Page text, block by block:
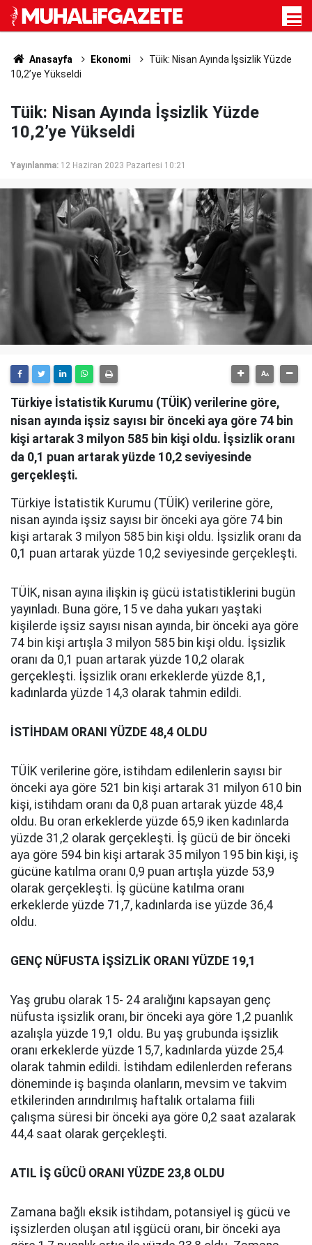
Anasayfa Ekonomi
Tüik: Nisan Ayında İşsizlik Yüzde
10,2’ye Yükseldi
Tüik: Nisan Ayında İşsizlik Yüzde
10,2’ye Yükseldi
Yayınlanma: 12 Haziran 2023 Pazartesi 10:21
Türkiye İstatistik Kurumu (TÜİK) verilerine göre,
nisan ayında işsiz sayısı bir önceki aya göre 74 bin
kişi artarak 3 milyon 585 bin kişi oldu. İşsizlik oranı
da 0,1 puan artarak yüzde 10,2 seviyesinde
gerçekleşti.
Türkiye İstatistik Kurumu (TÜİK) verilerine göre,
nisan ayında işsiz sayısı bir önceki aya göre 74 bin
kişi artarak 3 milyon 585 bin kişi oldu. İşsizlik oranı da
0,1 puan artarak yüzde 10,2 seviyesinde gerçekleşti.
TÜİK, nisan ayına ilişkin iş gücü istatistiklerini bugün
yayınladı. Buna göre, 15 ve daha yukarı yaştaki
kişilerde işsiz sayısı nisan ayında, bir önceki aya göre
74 bin kişi artışla 3 milyon 585 bin kişi oldu. İşsizlik
oranı da 0,1 puan artarak yüzde 10,2 olarak
gerçekleşti. İşsizlik oranı erkeklerde yüzde 8,1,
kadınlarda yüzde 14,3 olarak tahmin edildi.
İSTİHDAM ORANI YÜZDE 48,4 OLDU
TÜİK verilerine göre, istihdam edilenlerin sayısı bir
önceki aya göre 521 bin kişi artarak 31 milyon 610 bin
kişi, istihdam oranı da 0,8 puan artarak yüzde 48,4
oldu. Bu oran erkeklerde yüzde 65,9 iken kadınlarda
yüzde 31,2 olarak gerçekleşti. İş gücü de bir önceki
aya göre 594 bin kişi artarak 35 milyon 195 bin kişi, iş
gücüne katılma oranı 0,9 puan artışla yüzde 53,9
olarak gerçekleşti. İş gücüne katılma oranı
erkeklerde yüzde 71,7, kadınlarda ise yüzde 36,4
oldu.
GENÇ NÜFUSTA İŞSİZLİK ORANI YÜZDE 19,1
Yaş grubu olarak 15- 24 aralığını kapsayan genç
nüfusta işsizlik oranı, bir önceki aya göre 1,2 puanlık
azalışla yüzde 19,1 oldu. Bu yaş grubunda işsizlik
oranı erkeklerde yüzde 15,7, kadınlarda yüzde 25,4
olarak tahmin edildi. İstihdam edilenlerden referans
döneminde iş başında olanların, mevsim ve takvim
etkilerinden arındırılmış haftalık ortalama fiili
çalışma süresi bir önceki aya göre 0,2 saat azalarak
44,4 saat olarak gerçekleşti.
ATIL İŞ GÜCÜ ORANI YÜZDE 23,8 OLDU
Zamana bağlı eksik istihdam, potansiyel iş gücü ve
işsizlerden oluşan atıl işgücü oranı, bir önceki aya